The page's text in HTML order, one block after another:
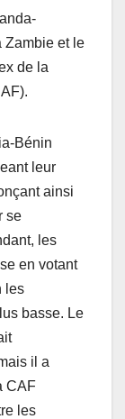
Zambie et le
de la
Bénin
leur
ainsi
se
les
en votant
les
basse. Le
il a
CAF
les